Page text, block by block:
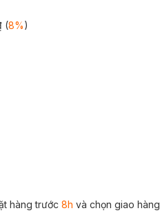
(8%)
hàng trước 8h và chọn giao hàng